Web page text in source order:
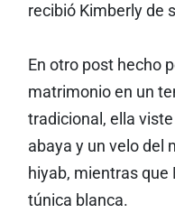
recibió Kimberly de
En otro post hecho
matrimonio en un
tradicional, ella
abaya y un velo del
hiyab, mientras que
túnica blanca.